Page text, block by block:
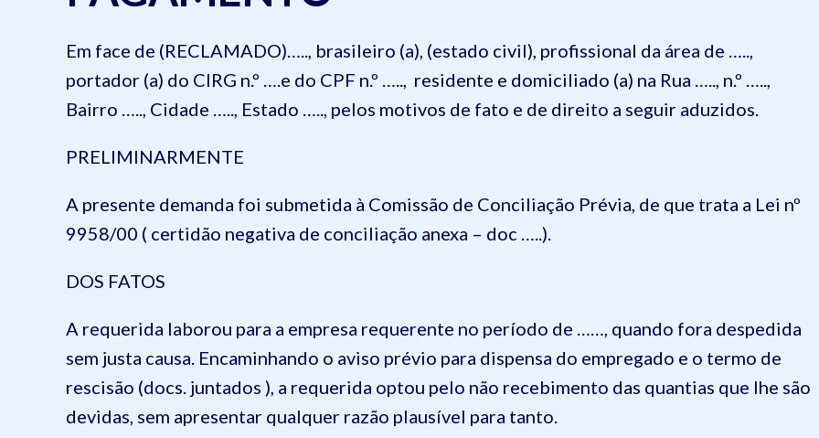
Em face de (RECLAMADO)….., brasileiro (a), (estado civil), profissional da área de …..,
portador (a) do CIRG n.º ….e do CPF n.º ….., residente e domiciliado (a) na Rua ….., n.º …..,
Bairro ….., Cidade ….., Estado ….., pelos motivos de fato e de direito a seguir aduzidos.
PRELIMINARMENTE
A presente demanda foi submetida à Comissão de Conciliação Prévia, de que trata a Lei nº
9958/00 ( certidão negativa de conciliação anexa – doc …..).
DOS FATOS
A requerida laborou para a empresa requerente no período de ……, quando fora despedida
sem justa causa. Encaminhando o aviso prévio para dispensa do empregado e o termo de
rescisão (docs. juntados ), a requerida optou pelo não recebimento das quantias que lhe são
devidas, sem apresentar qualquer razão plausível para tanto.